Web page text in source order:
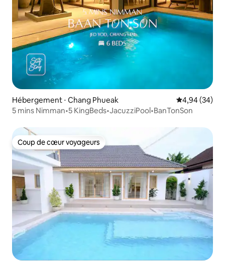
Hébergement ⋅ Chang Phueak Évaluation
4,94 (34)
5 mins Nimman•5 KingBeds•JacuzziPool•BanTonSon
Coup de cœur voyageurs
Coup de cœur voyageurs